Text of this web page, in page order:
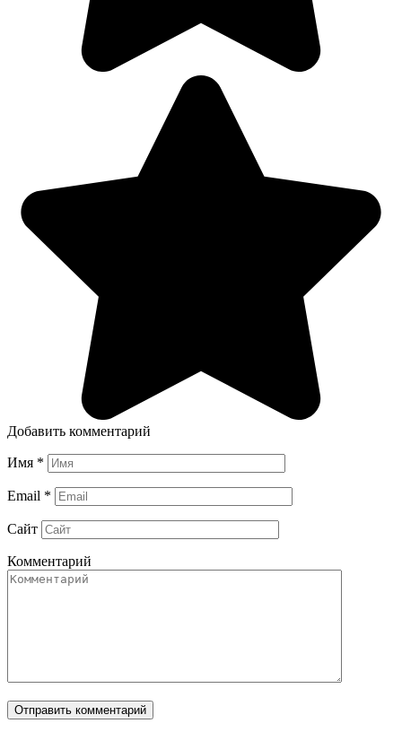
Добавить комментарий
Имя *
Email *
Сайт
Комментарий